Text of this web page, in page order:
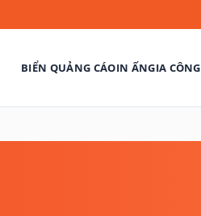
BIỂN QUẢNG CÁOIN ẤNGIA CÔNG